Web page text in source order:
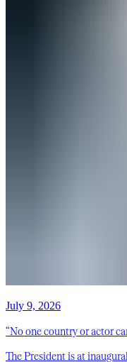
July 9, 2026
“No one country or actor
The President is at